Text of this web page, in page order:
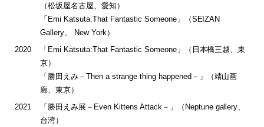
（松坂屋名古屋、愛知）
「Emi Katsuta:That Fantastic Someone」（SEIZAN
Gallery、 New York）
2020
「Emi Katsuta:That Fantastic Someone」（日本橋三越、東
京）
「勝田えみ－Then a strange thing happened－」（靖山画
廊、東京）
2021
「勝田えみ展－Even Kittens Attack－」（Neptune gallery、
台湾）